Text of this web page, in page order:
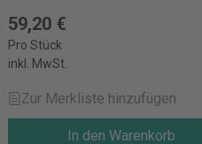
59,20 €
Pro Stück
inkl. MwSt.
Zur Merkliste hinzufügen
In den Warenkorb